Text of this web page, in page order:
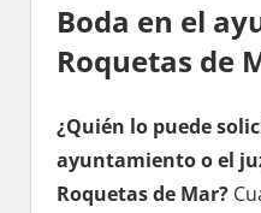
Boda en el
Roquetas dе
¿Quién lo puede
ayuntamiento ο el
Roquetas dе Mar?